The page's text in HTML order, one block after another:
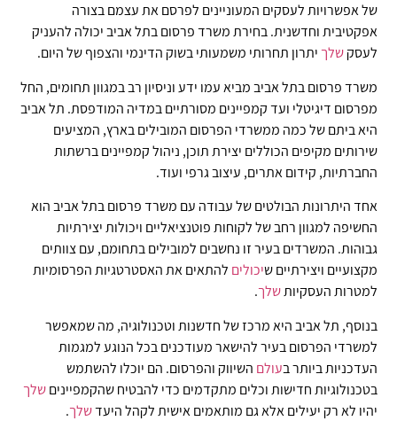
של אפשרויות לעסקים המעוניינים לפרסם את עצמם בצורה
אפקטיבית וחדשנית. בחירת משרד פרסום בתל אביב יכולה להעניק
לעסקשלךיתרון תחרותי משמעותי בשוק הדינמי והצפוף של היום.
משרד פרסום בתל אביב מביא עמו ידע וניסיון רב במגוון תחומים, החל
מפרסום דיגיטלי ועד קמפיינים מסורתיים במדיה המודפסת. תל אביב
היא ביתם של כמה ממשרדי הפרסום המובילים בארץ, המציעים
שירותים מקיפים הכוללים יצירת תוכן, ניהול קמפיינים ברשתות
החברתיות, קידום אתרים, עיצוב גרפי ועוד.
אחד היתרונות הבולטים של עבודה עם משרד פרסום בתל אביב הוא
החשיפה למגוון רחב של לקוחות פוטנציאליים ויכולות יצירתיות
גבוהות. המשרדים בעיר זו נחשבים למובילים בתחומם, עם צוותים
מקצועיים ויצירתיים שיכולים להתאים את האסטרטגיות הפרסומיות
למטרות העסקיותשלך.
בנוסף, תל אביב היא מרכז של חדשנות וטכנולוגיה, מה שמאפשר
למשרדי הפרסום בעיר להישאר מעודכנים בכל הנוגע למגמות
העדכניות ביותר בעולם השיווק והפרסום. הם יוכלו להשתמש
בטכנולוגיות חדישות וכלים מתקדמים כדי להבטיח שהקמפייניםשלך
יהיו לא רק יעילים אלא גם מותאמים אישית לקהל היעדשלך.